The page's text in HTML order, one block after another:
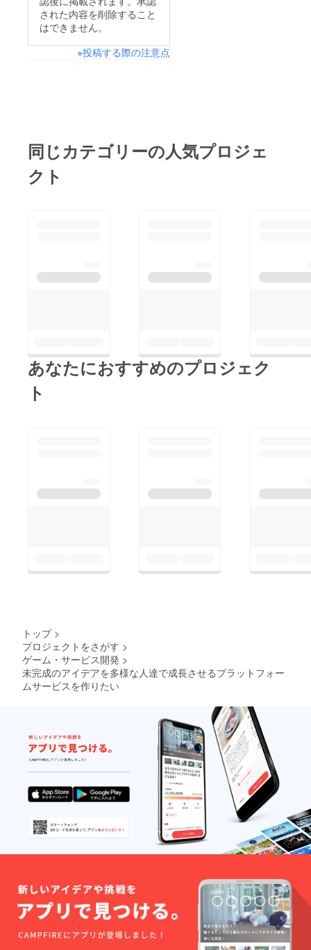
された内容を削除すること
はできません。
※投稿する際の注意点
同じカテゴリーの人気プロジェ
クト
あなたにおすすめのプロジェク
ト
トップ >
プロジェクトをさがす >
ゲーム・サービス開発 >
未完成のアイデアを多様な人達で成長させるプラットフォー
ムサービスを作りたい